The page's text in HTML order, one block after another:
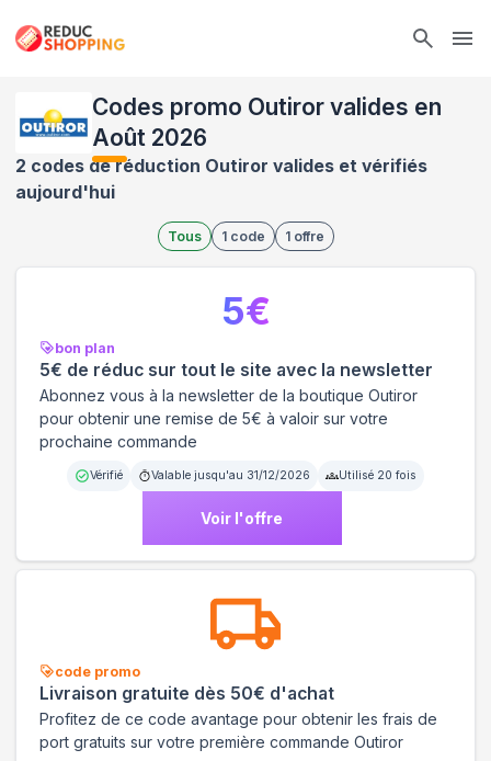
Codes promo Outiror valides en
Août 2026
2 codes de réduction Outiror valides et vérifiés
aujourd'hui
Tous 1 code 1 offre
bon plan
5€ de réduc sur tout le site avec la newsletter
Abonnez vous à la newsletter de la boutique Outiror
pour obtenir une remise de 5€ à valoir sur votre
prochaine commande
Vérifié Valable jusqu'au 31/12/2026 Utilisé 20 fois
Voir l'offre
5€
code promo
Livraison gratuite dès 50€ d'achat
Profitez de ce code avantage pour obtenir les frais de
port gratuits sur votre première commande Outiror